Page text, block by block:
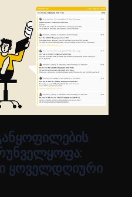
ყოველდღიური